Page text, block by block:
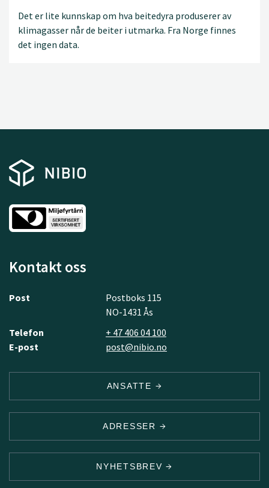
Det er lite kunnskap om hva beitedyra produserer av
klimagasser når de beiter i utmarka. Fra Norge finnes
det ingen data.
Kontakt oss
Post
Postboks 115
NO-1431 Ås
Telefon
+ 47 406 04 100
E-post
post@nibio.no
ANSATTE
ADRESSER
NYHETSBREV